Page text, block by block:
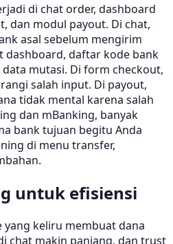
di chat order, dashboard
dan modul payout. Di chat,
asal sebelum mengirim
dashboard, daftar kode bank
mutasi. Di form checkout,
salah input. Di payout,
tidak mental karena salah
dan mBanking, banyak
bank tujuan begitu Anda
di menu transfer,
untuk efisiensi
yang keliru membuat dana
chat makin panjang, dan trust